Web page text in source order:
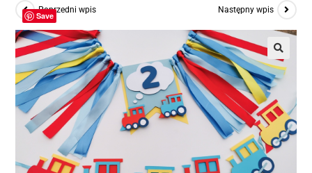
Poprzedni wpis Następny wpis
Save